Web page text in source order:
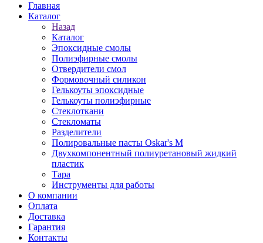
Главная
Каталог
Назад
Каталог
Эпоксидные смолы
Полиэфирные смолы
Отвердители смол
Формовочный силикон
Гелькоуты эпоксидные
Гелькоуты полиэфирные
Стеклоткани
Стекломаты
Разделители
Полировальные пасты Oskar's M
Двухкомпонентный полиуретановый жидкий
пластик
Тара
Инструменты для работы
О компании
Оплата
Доставка
Гарантия
Контакты